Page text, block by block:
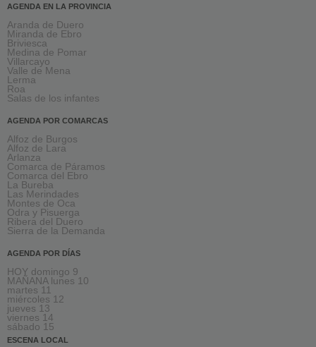
AGENDA EN LA PROVINCIA
Aranda de Duero
Miranda de Ebro
Briviesca
Medina de Pomar
Villarcayo
Valle de Mena
Lerma
Roa
Salas de los infantes
AGENDA POR COMARCAS
Alfoz de Burgos
Alfoz de Lara
Arlanza
Comarca de Páramos
Comarca del Ebro
La Bureba
Las Merindades
Montes de Oca
Odra y Pisuerga
Ribera del Duero
Sierra de la Demanda
AGENDA POR DÍAS
HOY domingo 9
MAÑANA lunes 10
martes 11
miércoles 12
jueves 13
viernes 14
sábado 15
ESCENA LOCAL